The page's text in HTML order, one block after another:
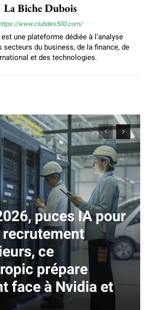
La Biche Dubois
www.clubdes500.com/
une plateforme dédiée à l’analyse
secteurs du business, de la finance, de
et des technologies.
puces IA pour
recrutement
ce
prépare
face à Nvidia et